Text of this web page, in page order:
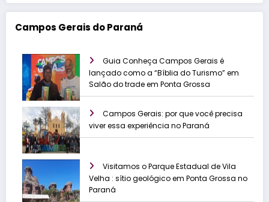
Campos Gerais do Paraná
Guia Conheça Campos Gerais é
lançado como a “Bíblia do Turismo” em
Salão do trade em Ponta Grossa
Campos Gerais: por que você precisa
viver essa experiência no Paraná
Visitamos o Parque Estadual de Vila
Velha : sítio geológico em Ponta Grossa no
Paraná